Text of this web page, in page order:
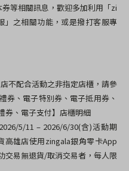
等相關訊息，歡迎多加利用「zi
」之相關功能，或是撥打客服專
不配合活動之非指定店櫃，請參
券、電子特別券、電子抵用券、
券、電子支付】店櫃明細
2026/5/11 – 2026/6/30(含)活動期
高雄店使用zingala銀角零卡App
交易無退貨/取消交易者，每人限